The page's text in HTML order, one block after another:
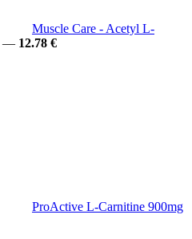
Muscle Care - Acetyl L-
— 12.78 €
ProActive L-Carnitine 900mg